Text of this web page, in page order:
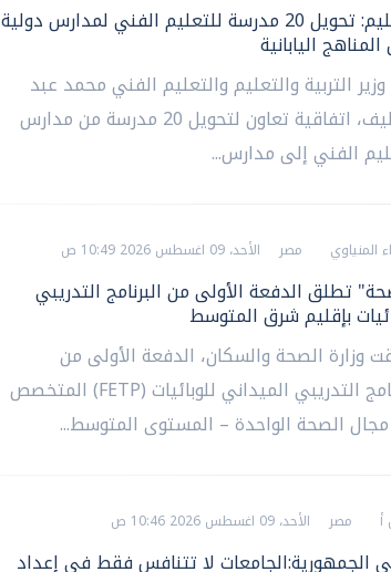
التعليم: تحويل 20 مدرسة للتعليم الفني لمدارس دولية
اليابانية
التربية والتعليم والتعليم الفني محمد عبد
اللطيف، اتفاقية تعاون لتحويل 20 مدرسة من مدارس
الفني إلى مدارس...
المنياوي مصر الأحد، 09 اغسطس 2026 10:49 ص
تطلق الدفعة الأولى من البرنامج التدريبي
بإقليم شرق المتوسط
وزارة الصحة والسكان، الدفعة الأولى من
البرنامج التدريبي الميداني للوبائيات (FETP) المتخصص
الصحة الواحدة – المستوى المتوسط...
مصر الأحد، 09 اغسطس 2026 10:46 ص
الجمهورية:الجامعات لا تتنافس فقط في إعداد